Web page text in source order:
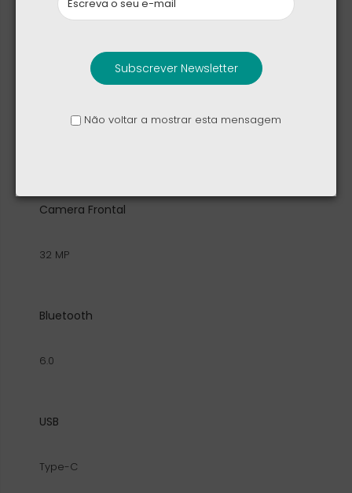
Camera Frontal
32 MP
Bluetooth
6.0
USB
Type-C
Subscrever Newsletter
Não voltar a mostrar esta mensagem